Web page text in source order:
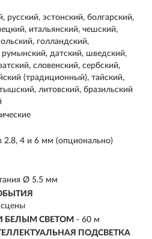
русский, эстонский, болгарский,
итальянский, чешский,
голландский,
румынский, датский, шведский,
словенский, сербский,
(традиционный), тайский,
литовский, бразильский
2.8, 4 и 6 мм (опционально)
Ø 5.5 мм
БЕЛЫМ СВЕТОМ - 60 м
ПОДСВЕТКА